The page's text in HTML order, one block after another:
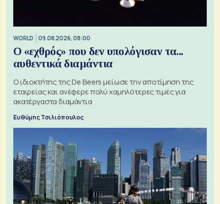
WORLD 09.08.2026, 08:00
Ο «εχθρός» που δεν υπολόγισαν τα...
αυθεντικά διαμάντια
Ο ιδιοκτήτης της De Beers μείωσε την αποτίμηση της
εταιρείας και ανέφερε πολύ χαμηλότερες τιμές για
ακατέργαστα διαμάντια
Ευθύμης Τσιλιόπουλος